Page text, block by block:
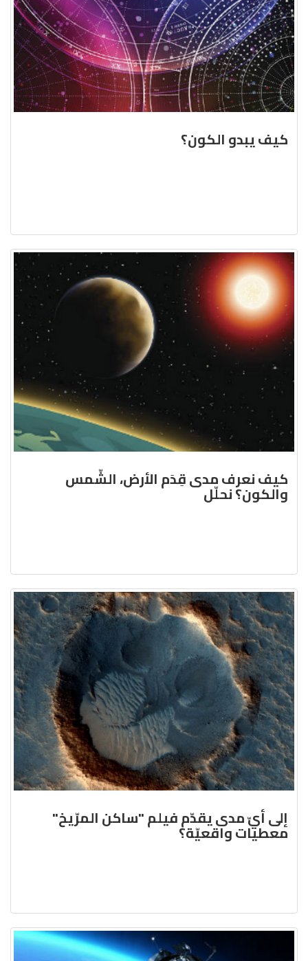
كيف يبدو الكون؟
كيف نعرف مدى قِدَم الأرض، الشّمس
والكون؟ نحلّل
إلى أيّ مدى يقدّم فيلم "ساكن المرّيخ"
معطيات واقعيّة؟